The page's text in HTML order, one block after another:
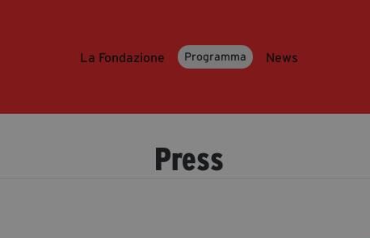
La Fondazione Programma News
Press